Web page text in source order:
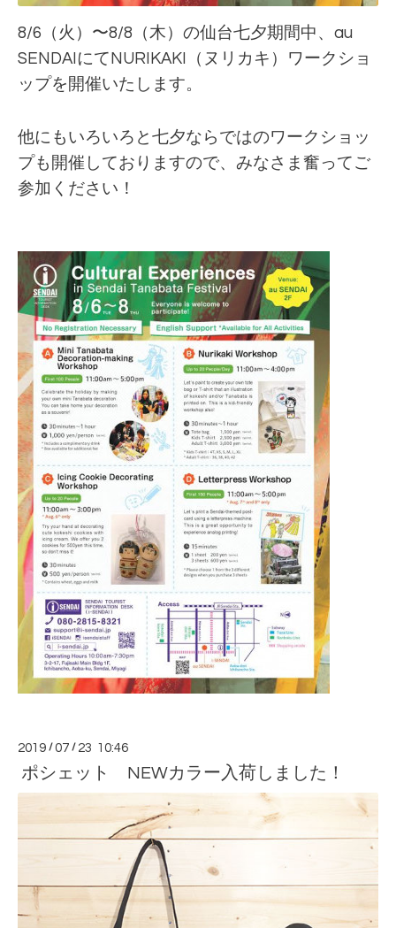
8/6（火）〜8/8（木）の仙台七夕期間中、au
SENDAIにてNURIKAKI（ヌリカキ）ワークショ
ップを開催いたします。
他にもいろいろと七夕ならではのワークショッ
プも開催しておりますので、みなさま奮ってご
参加ください！
2019 /07 / 23 10:46
ポシェット NEWカラー入荷しました！